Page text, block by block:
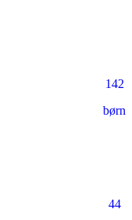
142
børn
44